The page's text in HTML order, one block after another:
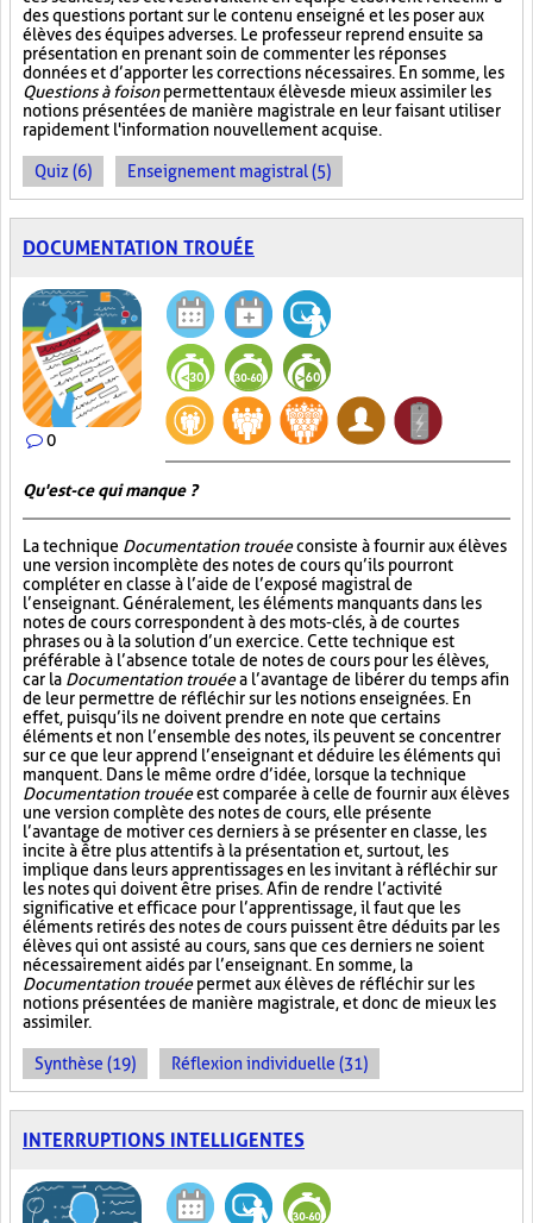
des questions portant sur le contenu enseigné et les poser aux
élèves des équipes adverses. Le professeur reprend ensuite sa
présentation en prenant soin de commenter les réponses
données et d’apporter les corrections nécessaires. En somme, les
Questions à foisonpermettent aux élèves de mieux assimiler les
notions présentées de manière magistrale en leur faisant utiliser
rapidement l'information nouvellement acquise.
Quiz (6) Enseignement magistral (5)
DOCUMENTATION TROUÉE
0
Qu'est-ce qui manque ?
La technique Documentation trouéeconsiste à fournir aux élèves
une version incomplète des notes de cours qu’ils pourront
compléter en classe à l’aide de l’exposé magistral de
l’enseignant. Généralement, les éléments manquants dans les
notes de cours correspondent à des mots-clés, à de courtes
phrases ou à la solution d’un exercice. Cette technique est
préférable à l’absence totale de notes de cours pour les élèves,
car la Documentation trouéea l’avantage de libérer du temps afin
de leur permettre de réfléchir sur les notions enseignées. En
effet, puisqu’ils ne doivent prendre en note que certains
éléments et non l’ensemble des notes, ils peuvent se concentrer
sur ce que leur apprend l’enseignant et déduire les éléments qui
manquent. Dans le même ordre d’idée, lorsque la technique
Documentation trouéeest comparée à celle de fournir aux élèves
une version complète des notes de cours, elle présente
l’avantage de motiver ces derniers à se présenter en classe, les
incite à être plus attentifs à la présentation et, surtout, les
implique dans leurs apprentissages en les invitant à réfléchir sur
les notes qui doivent être prises. Afin de rendre l’activité
significative et efficace pour l’apprentissage, il faut que les
éléments retirés des notes de cours puissent être déduits par les
élèves qui ont assisté au cours, sans que ces derniers ne soient
nécessairement aidés par l’enseignant. En somme, la
Documentation trouéepermet aux élèves de réfléchir sur les
notions présentées de manière magistrale, et donc de mieux les
assimiler.
Synthèse (19) Réflexion individuelle (31)
INTERRUPTIONS INTELLIGENTES